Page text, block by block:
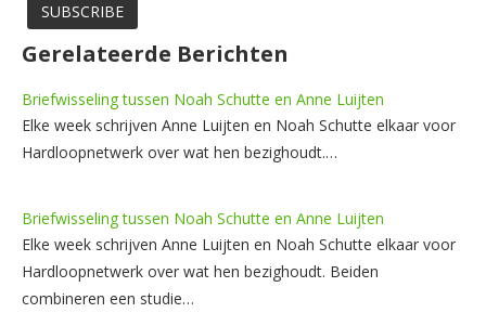
Gerelateerde Berichten
Briefwisseling tussen Noah Schutte en Anne Luijten
Elke week schrijven Anne Luijten en Noah Schutte elkaar voor
Hardloopnetwerk over wat hen bezighoudt.…
Briefwisseling tussen Noah Schutte en Anne Luijten
Elke week schrijven Anne Luijten en Noah Schutte elkaar voor
Hardloopnetwerk over wat hen bezighoudt. Beiden
combineren een studie…